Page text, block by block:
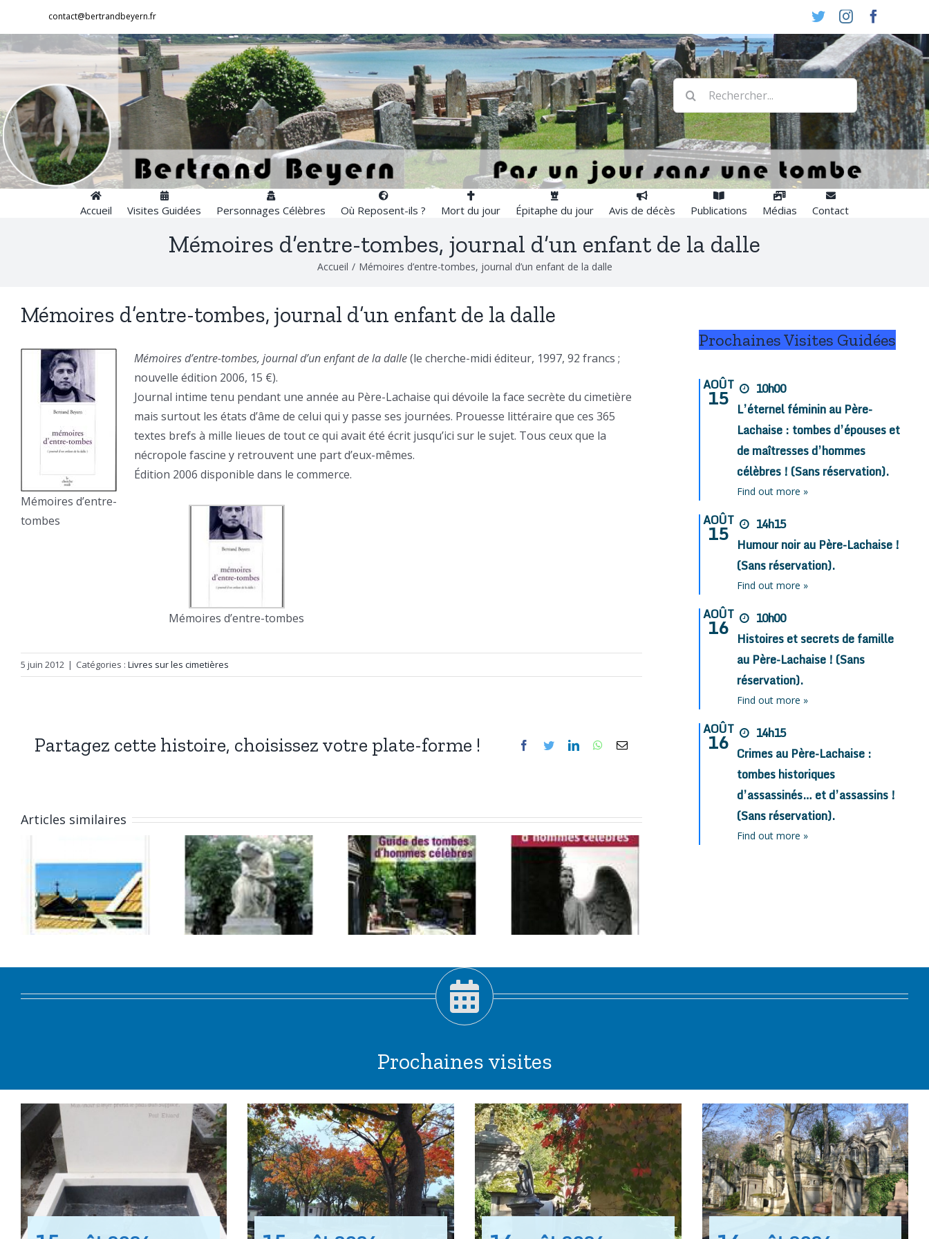
contenu
contact@bertrandbeyern.fr TwitterInstagram
Rechercher:
Accueil Visites Guidées Personnages Célèbres Où Reposent-ils ? Mort du jour Épitaphe du jour Avis de décès Publications Médias Contact
Mémoires d’entre-tombes, journal d’un enfant de la dalle
Accueil / Mémoires d’entre-tombes, journal d’un enfant de la dalle
Mémoires d’entre-tombes, journal d’un enfant de la dalle
Mémoires d’entre-
tombes
Mémoires d’entre-tombes, journal d’un enfant de la dalle(le cherche-midi éditeur, 1997, 92 francs ;
nouvelle édition 2006, 15 €).
Journal intime tenu pendant une année au Père-Lachaise qui dévoile la face secrète du cimetière
mais surtout les états d’âme de celui qui y passe ses journées. Prouesse littéraire que ces 365
textes brefs à mille lieues de tout ce qui avait été écrit jusqu’ici sur le sujet. Tous ceux que la
nécropole fascine y retrouvent une part d’eux-mêmes.
Édition 2006 disponible dans le commerce.
Mémoires d’entre-tombes
5 juin 2012 | Catégories : Livres sur les cimetières
Partagez cette histoire, choisissez votre plate-forme ! Facebook
TwitterLinkedInWhatsApp
Email
Articles similaires
tombes
d’hommes
célèbres
Guide des
tombes
d’hommes
célèbres
Guide des
tombes
d’hommes
célèbres
Prochaines Visites Guidées
AOÛT
15
10h00
L’éternel féminin au Père-
Lachaise : tombes d’épouses et
de maîtresses d’hommes
célèbres ! (Sans réservation).
Find out more »
AOÛT
15
14h15
Humour noir au Père-Lachaise !
(Sans réservation).
Find out more »
AOÛT
16
10h00
Histoires et secrets de famille
au Père-Lachaise ! (Sans
réservation).
Find out more »
AOÛT
16
14h15
Crimes au Père-Lachaise :
tombes historiques
d’assassinés… et d’assassins !
(Sans réservation).
Find out more »
Prochaines visites